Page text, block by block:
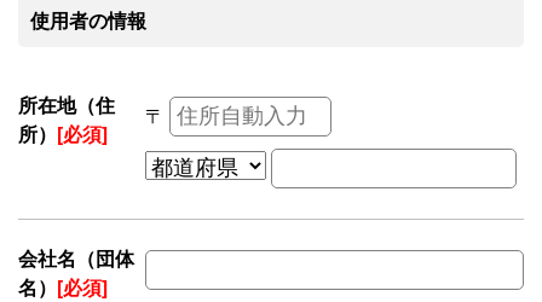
使用者の情報
所在地（住
所） [必須]
〒
会社名（団体
名） [必須]